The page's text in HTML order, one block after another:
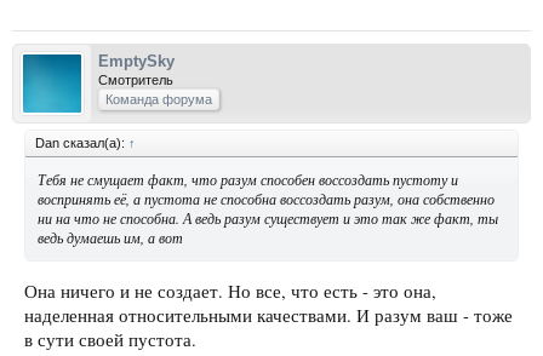
EmptySky
Смотритель
Команда форума
Dan сказал(а): ↑
Тебя не смущает факт, что разум способен воссоздать пустоту и
воспринять её, а пустота не способна воссоздать разум, она собственно
ни на что не способна. А ведь разум существует и это так же факт, ты
ведь думаешь им, а вот
Она ничего и не создает. Но все, что есть - это она,
наделенная относительными качествами. И разум ваш - тоже
в сути своей пустота.